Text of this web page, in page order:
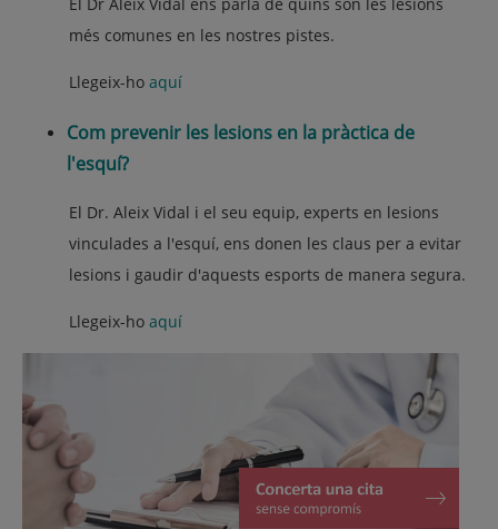
més comunes en les nostres pistes.
Llegeix-ho aquí
Com prevenir les lesions en la pràctica de
l'esquí?
El Dr. Aleix Vidal i el seu equip, experts en lesions
vinculades a l'esquí, ens donen les claus per a evitar
lesions i gaudir d'aquests esports de manera segura.
Llegeix-ho aquí